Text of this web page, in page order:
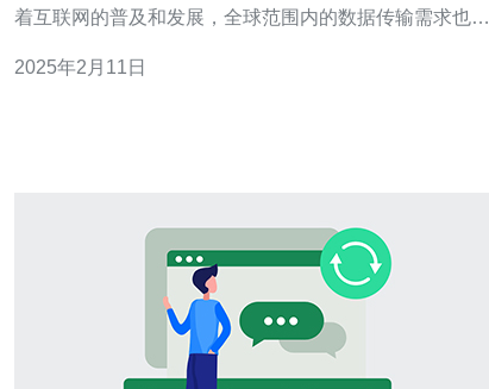
着互联网的普及和发展，全球范围内的数据传输需求也不
境和基础设施备受瞩目。 韩国cn2服务器是韩国网络环境
2025年2月11日